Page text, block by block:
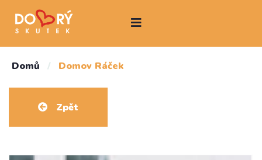
Domů / Domov Ráček
Zpět